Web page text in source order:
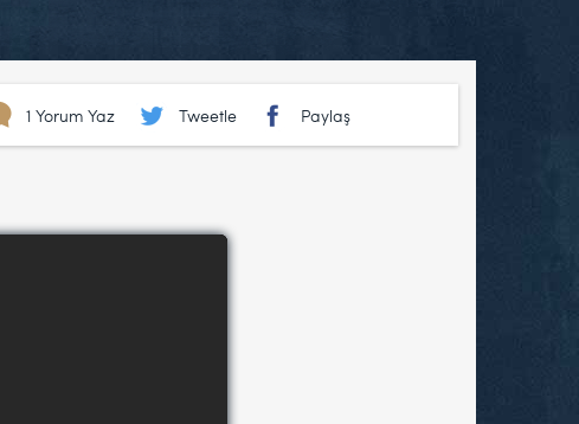
1 Yorum Yaz Tweetle Paylaş